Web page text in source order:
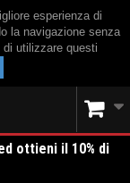
esperienza di
la navigazione senza
utilizzare questi
ottieni il 10% di